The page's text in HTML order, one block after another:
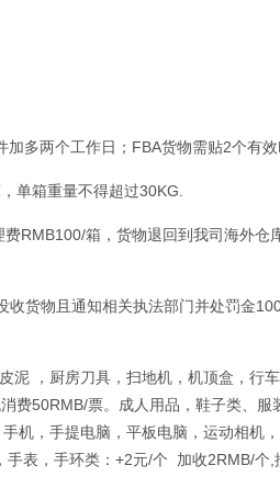
多两个工作日；FBA货物需贴2个有效
单箱重量不得超过30KG.
RMB100/箱，货物退回到我司海外仓
货物且通知相关执法部门并处罚金
泥 ，厨房刀具，扫地机，机顶盒，行
费50RMB/票。成人用品，鞋子类、
机，手提电脑，平板电脑，运动相机
表，手环类：+2元/个 加收2RMB/个,